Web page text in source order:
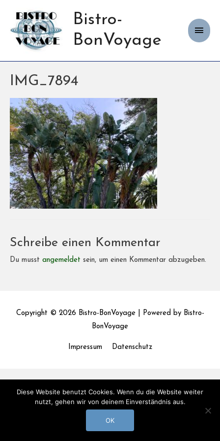
Bistro-
BonVoyage
IMG_7894
Schreibe einen Kommentar
Du musst angemeldet sein, um einen Kommentar abzugeben.
Copyright © 2026 Bistro-BonVoyage| Powered by Bistro-
BonVoyage
Impressum Datenschutz
Diese Website benutzt Cookies. Wenn du die Website weiter
nutzt, gehen wir von deinem Einverständnis aus.
OK